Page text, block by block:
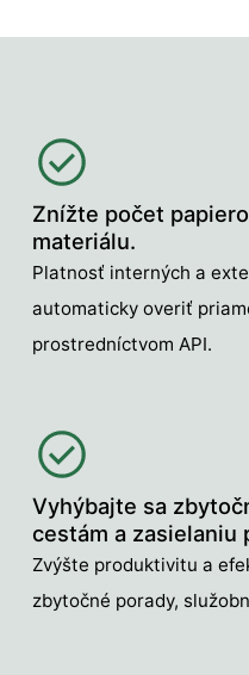
Znížte počet
materiálu.
Platnosť interných a
automaticky overiť
prostredníctvom API.
Vyhýbajte sa
cestám a zasielaniu
Zvýšte produktivitu a
zbytočné porady,